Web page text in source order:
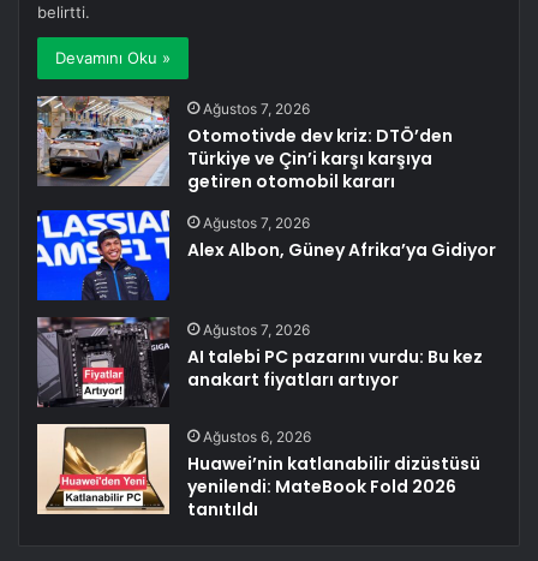
belirtti.
Devamını Oku »
Ağustos 7, 2026
Otomotivde dev kriz: DTÖ’den
Türkiye ve Çin’i karşı karşıya
getiren otomobil kararı
Ağustos 7, 2026
Alex Albon, Güney Afrika’ya Gidiyor
Ağustos 7, 2026
AI talebi PC pazarını vurdu: Bu kez
anakart fiyatları artıyor
Ağustos 6, 2026
Huawei’nin katlanabilir dizüstüsü
yenilendi: MateBook Fold 2026
tanıtıldı